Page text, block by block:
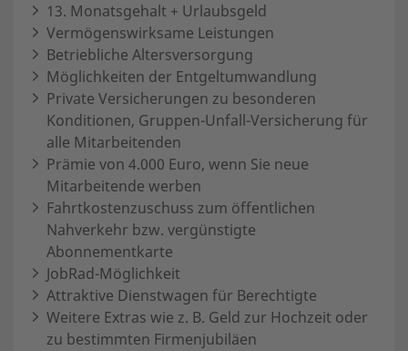
13. Monatsgehalt + Urlaubsgeld
Vermögenswirksame Leistungen
Betriebliche Altersversorgung
Möglichkeiten der Entgeltumwandlung
Private Versicherungen zu besonderen
Konditionen, Gruppen-Unfall-Versicherung für
alle Mitarbeitenden
Prämie von 4.000 Euro, wenn Sie neue
Mitarbeitende werben
Fahrtkostenzuschuss zum öffentlichen
Nahverkehr bzw. vergünstigte
Abonnementkarte
JobRad-Möglichkeit
Attraktive Dienstwagen für Berechtigte
Weitere Extras wie z. B. Geld zur Hochzeit oder
zu bestimmten Firmenjubiläen